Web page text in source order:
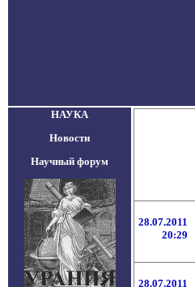
НАУКА
Новости
Научный форум
28.07.2011
20:29
28.07.2011